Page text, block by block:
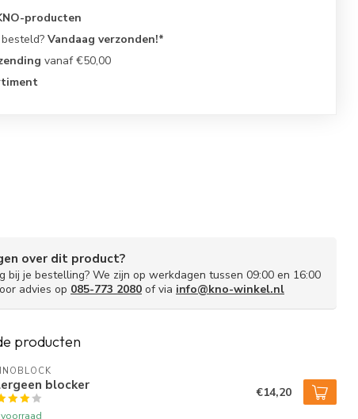
producten
besteld?Vandaag verzonden!*
vanaf €50,00
over dit product?
bij je bestelling? We zijn op werkdagen tussen 09:00 en 16:00
advies op 085-773 2080 of via info@kno-winkel.nl
producten
blocker €14,20